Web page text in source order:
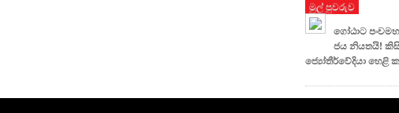
මුල් පුවරුව
ගෝඨාට
ජය නියතයි!
ජ්‍යෝතීර්වේදියා හෙළි